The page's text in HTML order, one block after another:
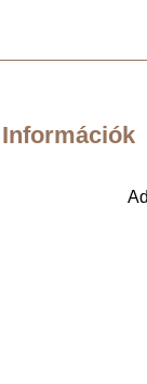
Információk